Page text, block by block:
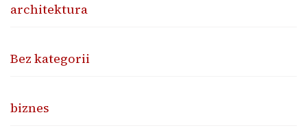
architektura
Bez kategorii
biznes